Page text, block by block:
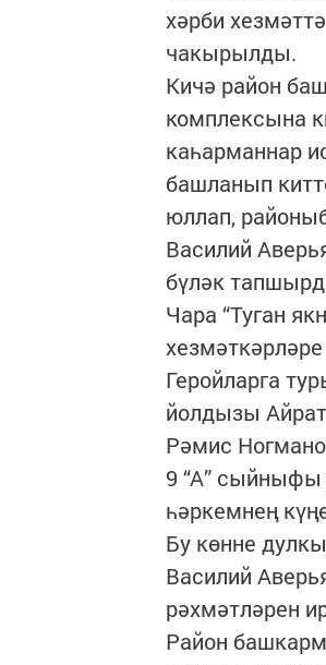
хәрби
чакырылды.
Кичә район
комплексына
каһарманнар
башланып
юллап,
Василий
бүләк
Чара “Туган
Геройларга
йолдызы
Рәмис
9 “А”
һәркемнең
Бу көнне
Василий
рәхмәтләрен
Район